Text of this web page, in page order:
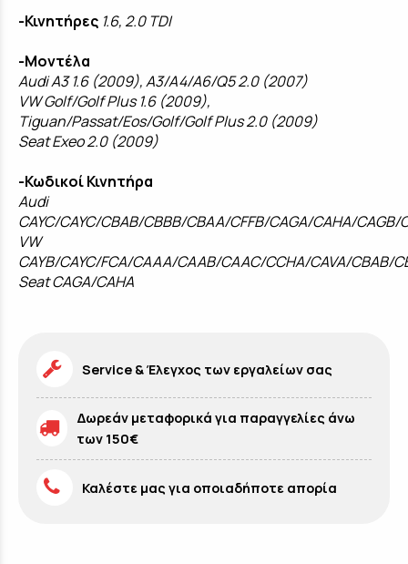
-Κινητήρες 1.6, 2.0 TDI
-Μοντέλα
Audi A3 1.6 (2009), A3/A4/A6/Q5 2.0 (2007)
VW Golf/Golf Plus 1.6 (2009),
Tiguan/Passat/Eos/Golf/Golf Plus 2.0 (2009)
Seat Exeo 2.0 (2009)
-Κωδικοί Κινητήρα
Audi
CAYC/CAYC/CBAB/CBBB/CBAA/CFFB/CAGA/CAHA/CAGB/
VW
CAYB/CAYC/FCA/CAAA/CAAB/CAAC/CCHA/CAVA/CBAB/
Seat CAGA/CAHA
Service & Έλεγχος των εργαλείων σας
Δωρεάν μεταφορικά για παραγγελίες άνω
των 150€
Καλέστε μας για οποιαδήποτε απορία